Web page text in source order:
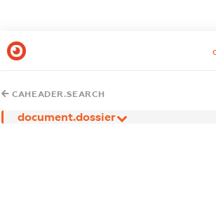
CAHEADER.SEARCH
document.dossier